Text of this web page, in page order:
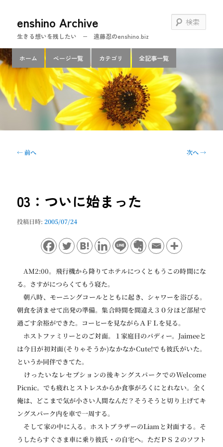
ン
テ
ン
ツ
へ
移
enshino Archive
生きる想いを残したい − 遠藤忍のenshino.biz
索
メ
イ
ン
メ
ニ
ホーム ページ一覧 カテゴリ 全記事一覧
投
ー
ョ
←前へ 次へ→
03：ついに始まった
投稿日時:2005/07/24
AM2:00。飛行機から降りてホテルにつくともうこの時間にな
る。さすがにつらくてもう寝た。
朝八時、モーニングコールとともに起き、シャワーを浴びる。
朝食を済ませて出発の準備。集合時間を間違え３０分ほど部屋で
過ごす余裕ができた。コーヒーを見ながらＡＦＬを見る。
ホストファミリーとのご対面。１家庭目のバディー。Jaimeeと
は今日が初対面(そりゃそうか)なかなかCute!でも彼氏がいた。
というか同伴できてた。
けったいなレセプションの後キングスパークでのWelcome
Picnic。でも疲れとストレスからか食事がろくにとれない。全く
俺は、どこまで気が小さい人間なんだ？そうそうと切り上げてキ
ングスパーク内を車で一周する。
そして家の中に入る。ホストブラザーのLiamと対面する。そ
うしたらすぐさま車に乗り彼氏・の自宅へ。ただＰＳ２のソフト